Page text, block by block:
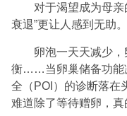
对于渴望成为母
衰退”更让人感到无助。
卵泡一天天减少
衡……当卵巢储备功能
全（POI）的诊断落在
难道除了等待赠卵，真